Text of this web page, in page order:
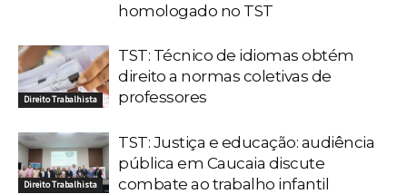
homologado no TST
Direito Trabalhista
TST: Técnico de idiomas obtém
direito a normas coletivas de
professores
Direito Trabalhista
TST: Justiça e educação: audiência
pública em Caucaia discute
combate ao trabalho infantil